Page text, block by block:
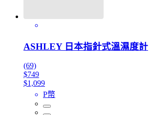
ASHLEY 日本指針式溫濕度計
(69)
$749
$1,099
P幣